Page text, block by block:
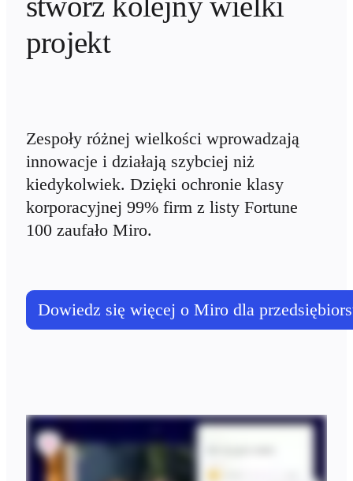
projekt
Zespoły różnej wielkości wprowadzają
innowacje i działają szybciej niż
kiedykolwiek. Dzięki ochronie klasy
korporacyjnej 99% firm z listy Fortune
100 zaufało Miro.
Dowiedz się więcej o Miro dla